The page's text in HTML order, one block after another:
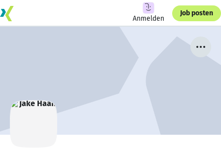
Anmelden
Job posten